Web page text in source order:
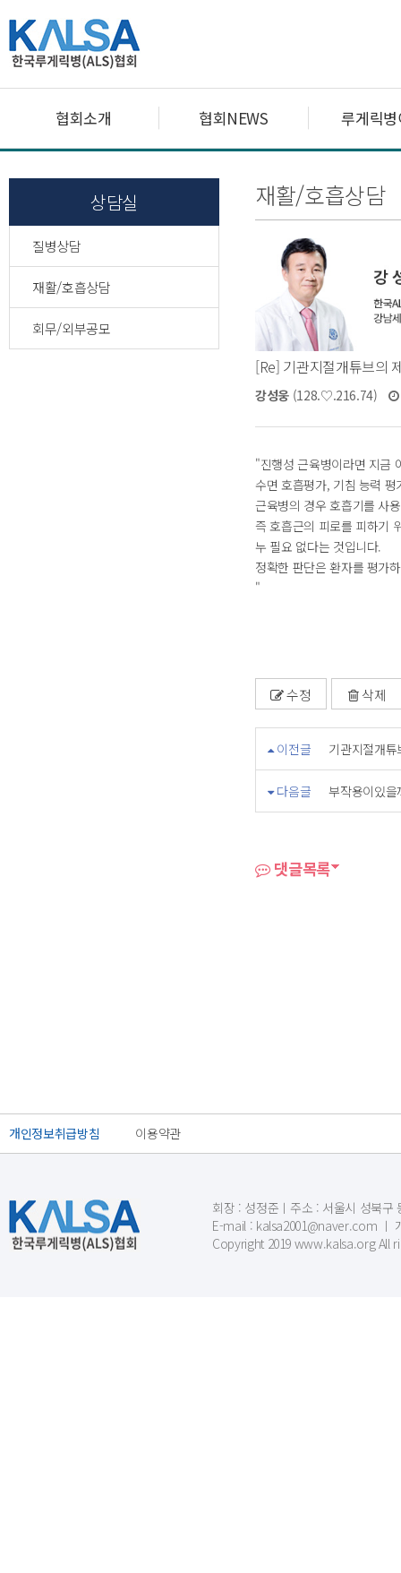
협회소개 협회NEWS 루게릭
상담실
질병상담
재활/호흡상담
회무/외부공모
재활/호흡상담
[Re] 기관지절개튜브의
강성웅(128.♡.216.74)
"진행성 근육병이라면 지금
수면 호흡평가, 기침 능력
근육병의 경우 호흡기를 사
즉 호흡근의 피로를 피하기
누 필요 없다는 것입니다.
정확한 판단은 환자를 평가
"
수정 삭제
이전글 기관지절개
다음글 부작용이있을
댓글목록
개인정보취급방침 이용약관
회장 : 성정준ㅣ주소 : 서울시 성북구
E-mail : kalsa2001@naver.com ㅣ
Copyright 2019 www.kalsa.org All